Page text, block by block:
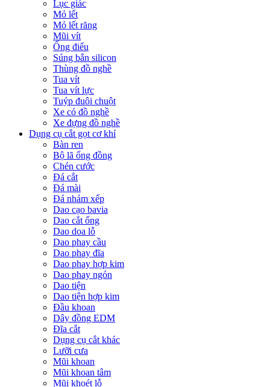
Lục giác
Mỏ lết
Mỏ lết răng
Mũi vít
Ống điếu
Súng bắn silicon
Thùng đồ nghề
Tua vít
Tua vít lực
Tuýp đuôi chuột
Xe có đồ nghề
Xe đựng đồ nghề
Dụng cụ cắt gọt cơ khí
Bàn ren
Bộ lã ống đồng
Chén cước
Đá cắt
Đá mài
Đá nhám xếp
Dao cạo bavia
Dao cắt ống
Dao doa lỗ
Dao phay cầu
Dao phay đĩa
Dao phay hợp kim
Dao phay ngón
Dao tiện
Dao tiện hợp kim
Đầu khoan
Dây đồng EDM
Đĩa cắt
Dụng cụ cắt khác
Lưỡi cưa
Mũi khoan
Mũi khoan tâm
Mũi khoét lỗ